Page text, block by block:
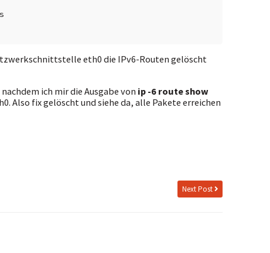
eth0 die IPv6-Routen gelöscht
ich mir die Ausgabe von ip -6 route show
Also fix gelöscht und siehe da, alle Pakete erreichen
Next Post